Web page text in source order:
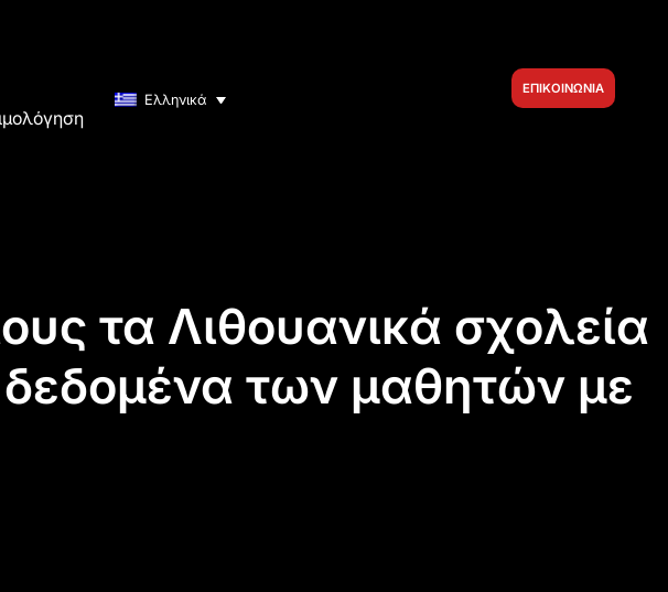
Ελληνικά
ΕΠΙΚΟΙΝΩΝΙΑ
τα Λιθουανικά σχολεία
των μαθητών με